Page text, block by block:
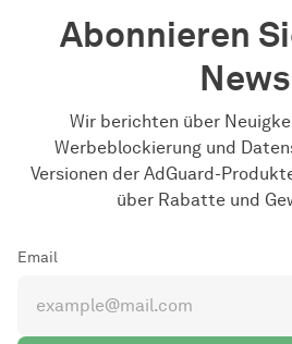
Abonnieren
News
Wir berichten über
Werbeblockierung und
Versionen der AdGuard-
über Rabatte und
Email